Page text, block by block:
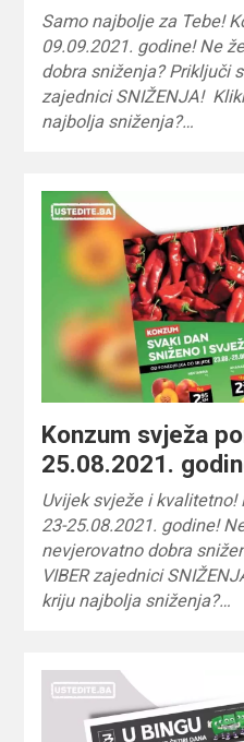
Samo najbolje za Tebe!
09.09.2021. godine! Ne
dobra sniženja? Priključi
zajednici SNIŽENJA!
najbolja sniženja?…
Konzum svježa
25.08.2021.
Uvijek svježe i
23-25.08.2021. godine!
nevjerovatno dobra
VIBER zajednici
kriju najbolja sniženja?…